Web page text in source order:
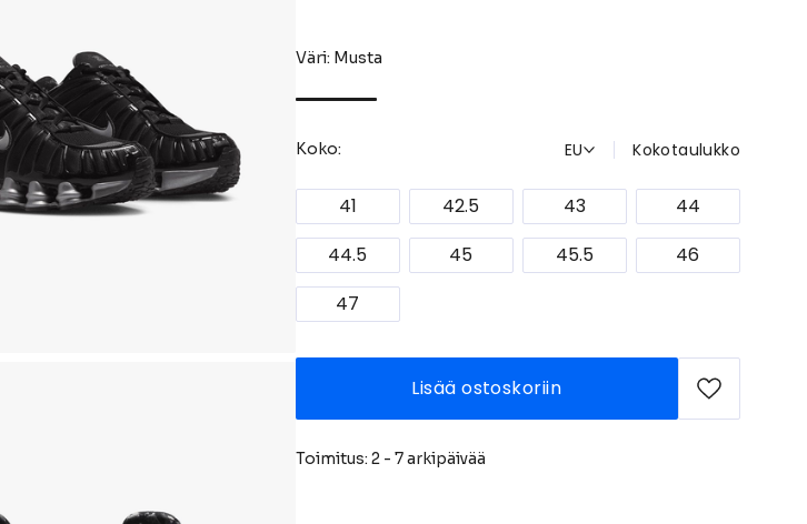
Väri: Musta
Koko: EU Kokotaulukko
41 42.5 43
44
44.5
45 45.5
46
47
Lisää ostoskoriin
Toimitus: 2 - 7 arkipäivää